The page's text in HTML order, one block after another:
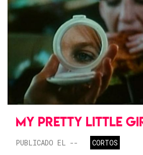
MY PRETTY LITTLE
PUBLICADO EL --
CORTOS